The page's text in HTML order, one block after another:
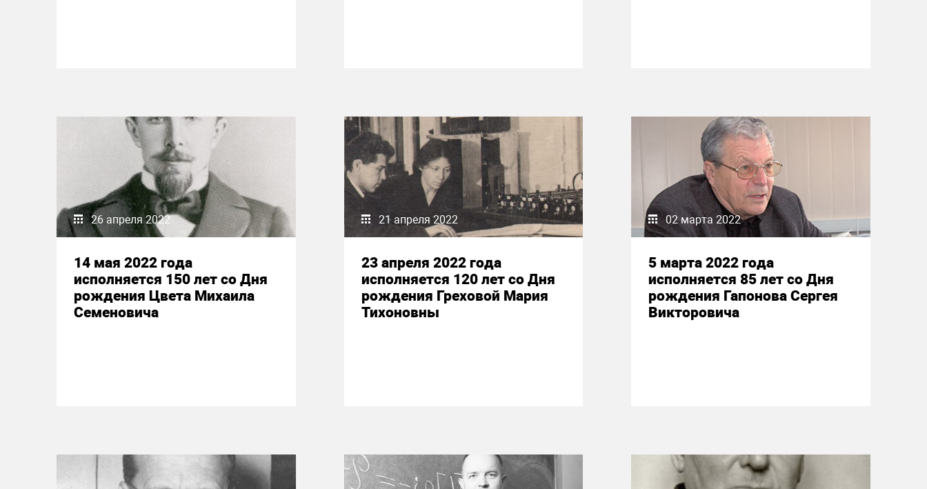
26 апреля 2022
14 мая 2022 года
исполняется 150 лет со Дня
рождения Цвета Михаила
Семеновича
21 апреля 2022
23 апреля 2022 года
исполняется 120 лет со Дня
рождения Греховой Мария
Тихоновны
02 марта 2022
5 марта 2022 года
исполняется 85 лет со Дня
рождения Гапонова Сергея
Викторовича